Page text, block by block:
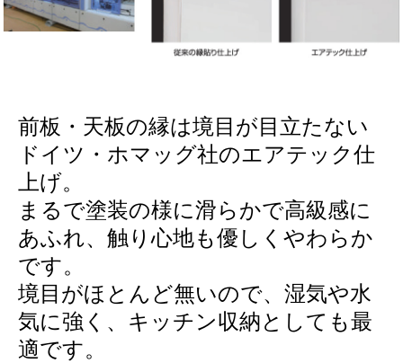
前板・天板の縁は境目が目立たない
ドイツ・ホマッグ社のエアテック仕
上げ。
まるで塗装の様に滑らかで高級感に
あふれ、触り心地も優しくやわらか
です。
境目がほとんど無いので、湿気や水
気に強く、キッチン収納としても最
適です。